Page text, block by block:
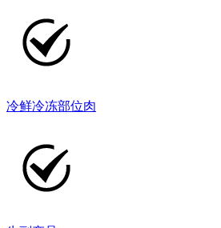
冷鲜冷冻部位肉